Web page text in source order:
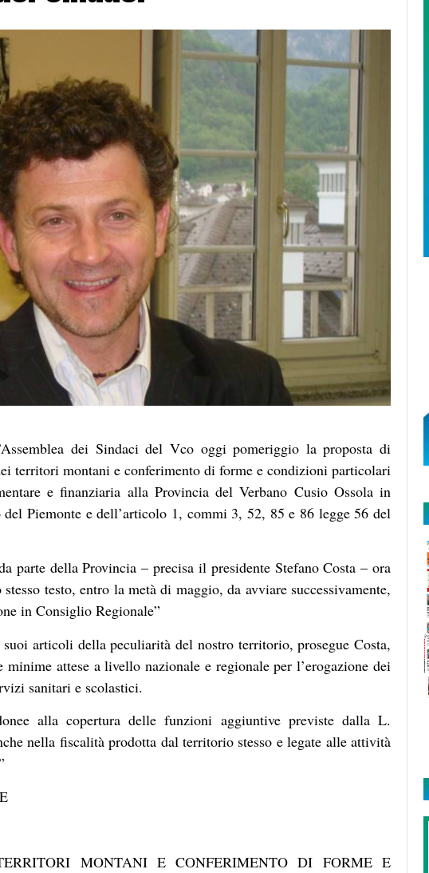
dei Sindaci del Vco oggi pomeriggio la proposta di
territori montani e conferimento di forme e condizioni particolari
e finanziaria alla Provincia del Verbano Cusio Ossola in
Piemonte e dell’articolo 1, commi 3, 52, 85 e 86 legge 56 del
parte della Provincia – precisa il presidente Stefano Costa – ora
testo, entro la metà di maggio, da avviare successivamente,
in Consiglio Regionale”
articoli della peculiarità del nostro territorio, prosegue Costa,
minime attese a livello nazionale e regionale per l’erogazione dei
sanitari e scolastici.
alla copertura delle funzioni aggiuntive previste dalla L.
nella fiscalità prodotta dal territorio stesso e legate alle attività
MONTANI E CONFERIMENTO DI FORME E